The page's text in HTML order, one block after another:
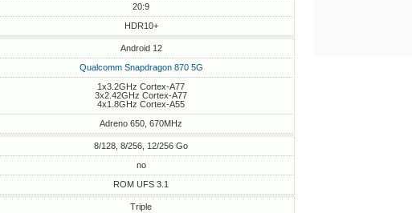
20:9
HDR10+
Android 12
Qualcomm Snapdragon 870 5G
1x3.2GHz Cortex-A77
3x2.42GHz Cortex-A77
4x1.8GHz Cortex-A55
Adreno 650, 670MHz
8/128, 8/256, 12/256 Go
no
ROM UFS 3.1
Triple